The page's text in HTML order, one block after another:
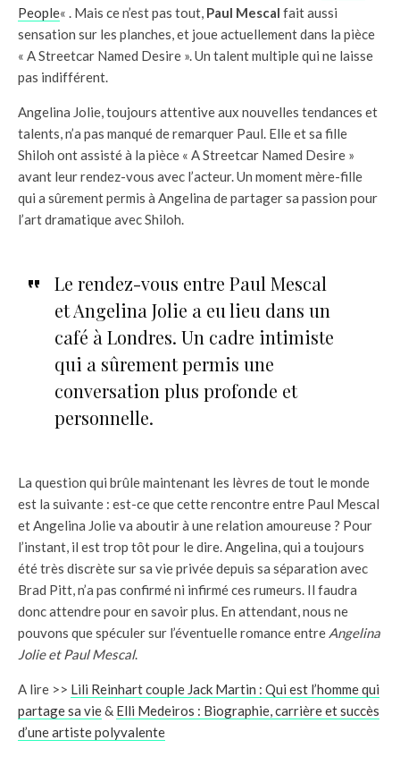
People« . Mais ce n’est pas tout, Paul Mescal fait aussi
sensation sur les planches, et joue actuellement dans la pièce
« A Streetcar Named Desire ». Un talent multiple qui ne laisse
pas indifférent.
Angelina Jolie, toujours attentive aux nouvelles tendances et
talents, n’a pas manqué de remarquer Paul. Elle et sa fille
Shiloh ont assisté à la pièce « A Streetcar Named Desire »
avant leur rendez-vous avec l’acteur. Un moment mère-fille
qui a sûrement permis à Angelina de partager sa passion pour
l’art dramatique avec Shiloh.
Le rendez-vous entre Paul Mescal
et Angelina Jolie a eu lieu dans un
café à Londres. Un cadre intimiste
qui a sûrement permis une
conversation plus profonde et
personnelle.
La question qui brûle maintenant les lèvres de tout le monde
est la suivante : est-ce que cette rencontre entre Paul Mescal
et Angelina Jolie va aboutir à une relation amoureuse ? Pour
l’instant, il est trop tôt pour le dire. Angelina, qui a toujours
été très discrète sur sa vie privée depuis sa séparation avec
Brad Pitt, n’a pas confirmé ni infirmé ces rumeurs. Il faudra
donc attendre pour en savoir plus. En attendant, nous ne
pouvons que spéculer sur l’éventuelle romance entre Angelina
Jolie et Paul Mescal.
A lire >> Lili Reinhart couple Jack Martin : Qui est l’homme qui
partage sa vie& Elli Medeiros : Biographie, carrière et succès
d’une artiste polyvalente